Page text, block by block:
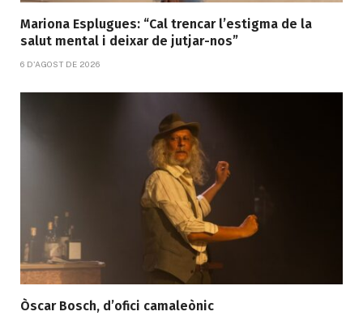
Mariona Esplugues: “Cal trencar l’estigma de la
salut mental i deixar de jutjar-nos”
6 D'AGOST DE 2026
Òscar Bosch, d’ofici camaleònic